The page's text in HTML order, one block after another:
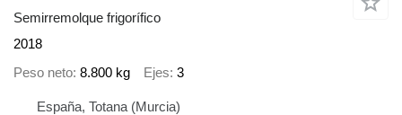
Semirremolque frigorífico
2018
Peso neto 8.800 kg Ejes 3
España, Totana (Murcia)